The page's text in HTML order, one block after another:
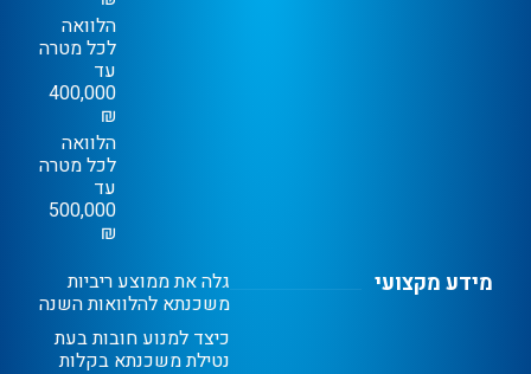
הלוואה
לכל מטרה
עד
400,000
₪
הלוואה
לכל מטרה
עד
500,000
₪
מידע מקצועי גלה את ממוצע ריביות
משכנתא להלוואות השנה
כיצד למנוע חובות בעת
נטילת משכנתא בקלות